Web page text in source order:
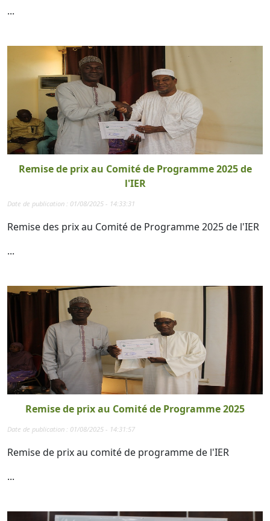
...
Remise de prix au Comité de Programme 2025 de
l'IER
Date de publication : 01/08/2025 - 14:33:31
Remise des prix au Comité de Programme 2025 de l'IER
...
Remise de prix au Comité de Programme 2025
Date de publication : 01/08/2025 - 14:31:57
Remise de prix au comité de programme de l'IER
...